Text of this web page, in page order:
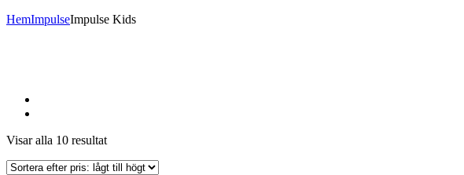
HemImpulseImpulse Kids
Visar alla 10 resultatSorterade
pris: